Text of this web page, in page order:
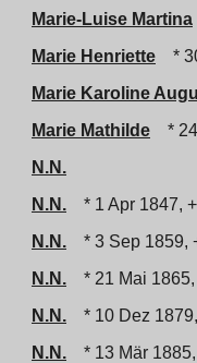
Marie-Luise Martina
Marie Henriette
*
Marie Karoline
Marie Mathilde
*
N.N.
N.N.
* 1 Apr 1847,
N.N.
* 3 Sep 1859,
N.N.
* 21 Mai
N.N.
* 10 Dez
N.N.
* 13 Mär